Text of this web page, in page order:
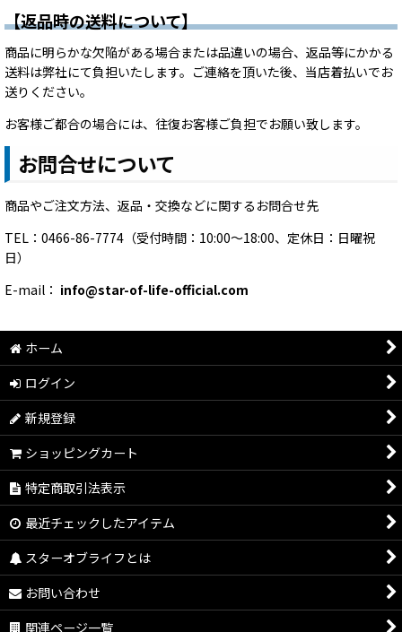
【返品時の送料について】
商品に明らかな欠陥がある場合または品違いの場合、返品等にかかる
送料は弊社にて負担いたします。ご連絡を頂いた後、当店着払いでお
送りください。
お客様ご都合の場合には、往復お客様ご負担でお願い致します。
お問合せについて
商品やご注文方法、返品・交換などに関するお問合せ先
TEL：0466-86-7774（受付時間：10:00～18:00、定休日：日曜祝
日）
E-mail： info@star-of-life-official.com
ホーム
ログイン
新規登録
ショッピングカート
特定商取引法表示
最近チェックしたアイテム
スターオブライフとは
お問い合わせ
関連ページ一覧